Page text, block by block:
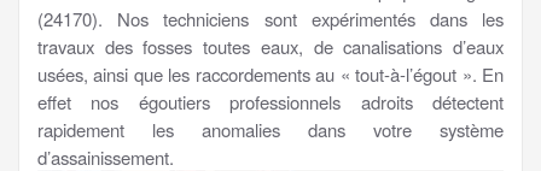
(24170). Nos techniciens sont expérimentés dans les
travaux des fosses toutes eaux, de canalisations d’eaux
usées, ainsi que les raccordements au « tout-à-l’égout ». En
effet nos égoutiers professionnels adroits détectent
rapidement les anomalies dans votre système
d’assainissement.